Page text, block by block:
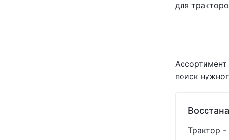
для
Ассортимент
поиск
Трактор -